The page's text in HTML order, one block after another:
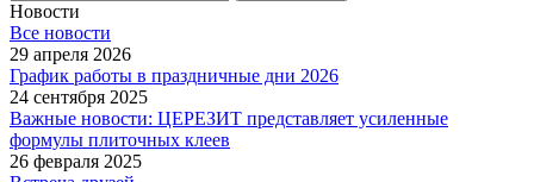
Новости
Все новости
29 апреля 2026
График работы в праздничные дни 2026
24 сентября 2025
Важные новости: ЦЕРЕЗИТ представляет усиленные
формулы плиточных клеев
26 февраля 2025